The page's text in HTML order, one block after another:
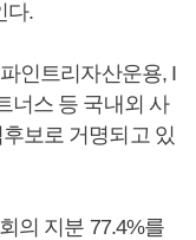
다.
인트리자산운용, I
너스 등 국내외 사
보로 거명되고 있
의 지분 77.4%를